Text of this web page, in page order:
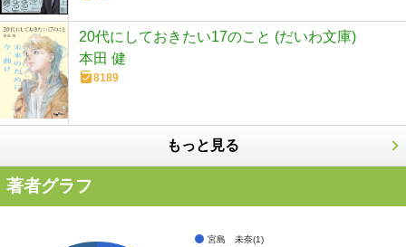
20代にしておきたい17のこと (だいわ文庫)
本田 健
8189
もっと見る
著者グラフ
宮島 未奈(1)